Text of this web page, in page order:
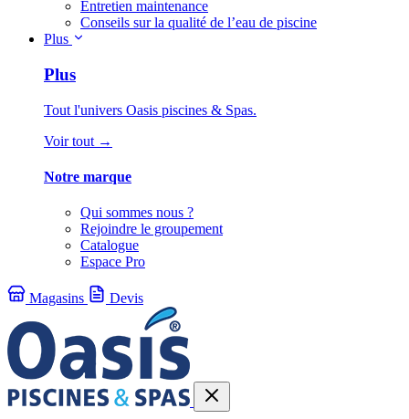
Entretien maintenance
Conseils sur la qualité de l’eau de piscine
Plus
Plus
Tout l'univers Oasis piscines & Spas.
Voir tout →
Notre marque
Qui sommes nous ?
Rejoindre le groupement
Catalogue
Espace Pro
Magasins Devis